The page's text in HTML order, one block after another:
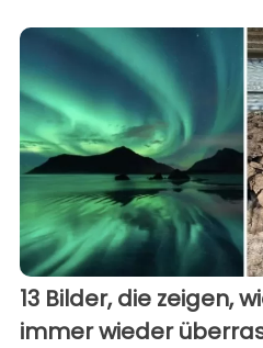
13 Bilder, die zeigen,
immer wieder